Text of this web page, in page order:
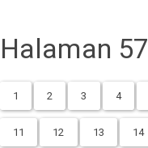
Halaman 57
1 2 3 4
11 12 13 14